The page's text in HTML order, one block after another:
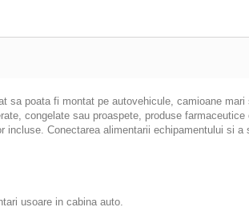
sa poata fi montat pe autovehicule, camioane
congelate sau proaspete, produse
Conectarea alimentarii echipamentului si
usoare in cabina auto.